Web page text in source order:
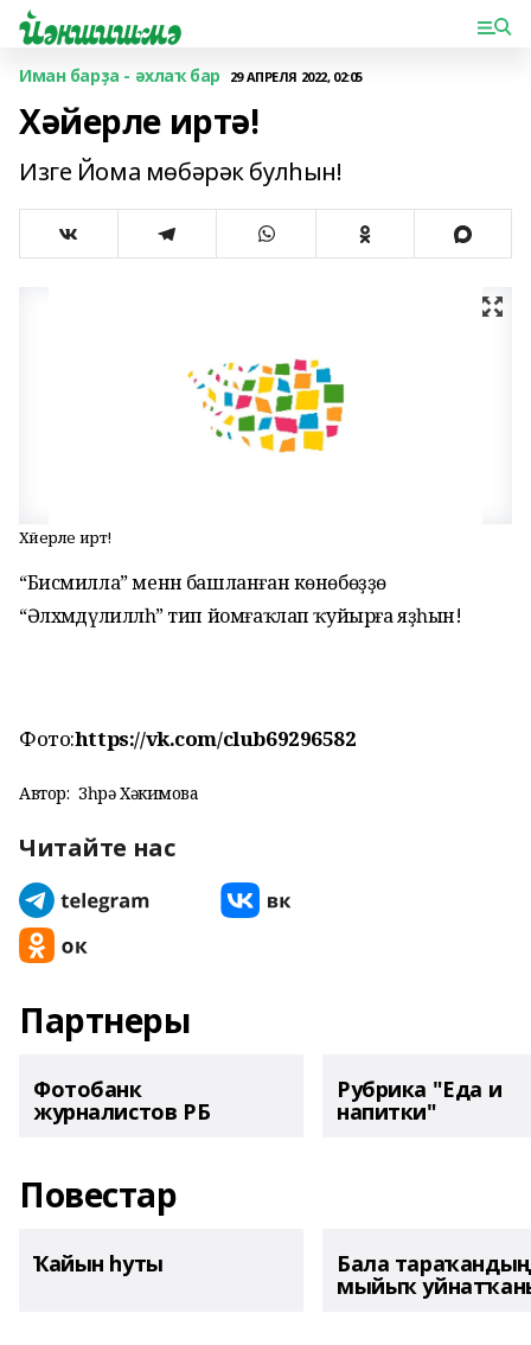
Иман барҙа - әхлаҡ бар 29 АПРЕЛЯ 2022, 02:05
Хәйерле иртә!
Изге Йома мөбәрәк булһын!
Хәйерле иртә!
“Бисмилла” менән башланған көнөбөҙҙө
“Әлхәмдүлилләһ” тип йомғаҡлап ҡуйырға яҙһын!
Фото:https://vk.com/club69296582
Автор: Зөһрә Хәкимова
Читайте нас
Партнеры
Фотобанк
журналистов РБ
Рубрика "Еда и
напитки"
Повестар
Ҡайын һуты Бала тараҡандың
мыйыҡ